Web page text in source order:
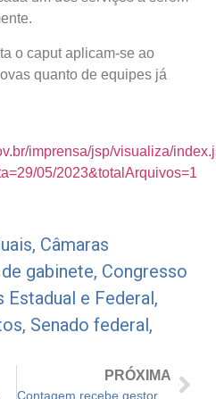
o caput aplicam-se ao
quanto de equipes já
imprensa/jsp/visualiza/
05/2023&totalArquivos=1
, Câmaras
gabinete, Congresso
Estadual e Federal,
, Senado federal,
PRÓXIMA
Contagem recebe gestores mineiros e discute projetos e aplicações sobre a Lei Paulo Gustavo